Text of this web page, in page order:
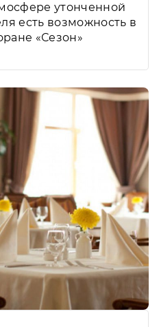
утонченной
есть возможность в
«Сезон»